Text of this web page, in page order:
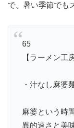
で、暑い季節でも
65
【ラーメン工
・汁なし麻婆
麻婆という時
異的速さと美